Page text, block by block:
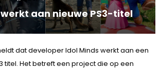
aan nieuwe PS3-titel
dat developer Idol Minds werkt aan een
titel. Het betreft een project die op een